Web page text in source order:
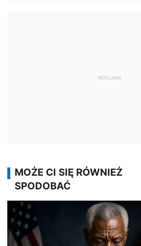
REKLAMA